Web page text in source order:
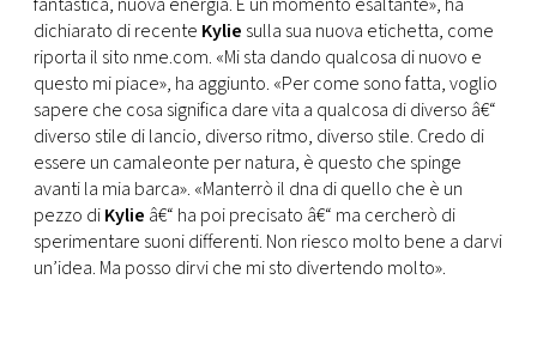
dichiarato di recente Kylie sulla sua nuova etichetta, come
riporta il sito nme.com. «Mi sta dando qualcosa di nuovo e
questo mi piace», ha aggiunto. «Per come sono fatta, voglio
sapere che cosa significa dare vita a qualcosa di diverso â€“
diverso stile di lancio, diverso ritmo, diverso stile. Credo di
essere un camaleonte per natura, è questo che spinge
avanti la mia barca». «Manterrò il dna di quello che è un
pezzo diKylie â€“ ha poi precisato â€“ ma cercherò di
sperimentare suoni differenti. Non riesco molto bene a darvi
un’idea. Ma posso dirvi che mi sto divertendo molto».